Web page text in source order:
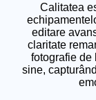
Calitatea
editare
claritate
fotografie de
sine,